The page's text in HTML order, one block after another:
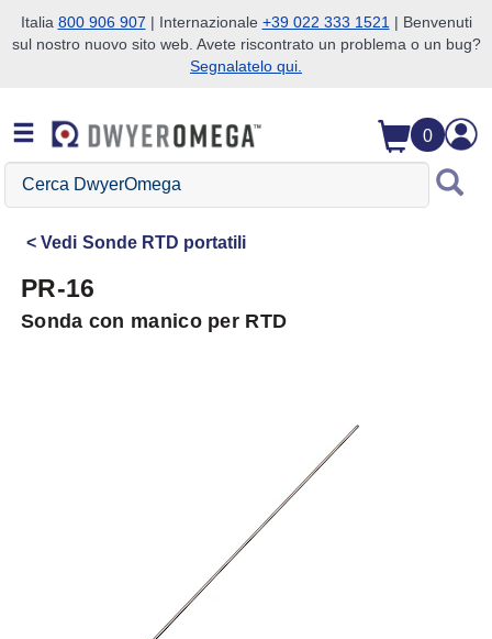
Salta alla ricerca
Salta al contenuto principale
Salta alla navigazione
Italia 800 906 907 | Internazionale +39 022 333 1521 | Benvenuti
sul nostro nuovo sito web. Avete riscontrato un problema o un bug?
Segnalatelo qui.
0
Cerca
DwyerOmega
Vedi Sonde RTD portatili
PR-16
Sonda con manico per RTD